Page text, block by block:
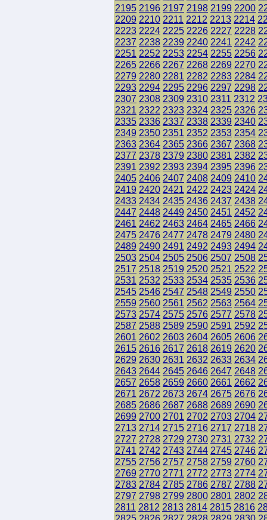
2195 2196 2197 2198 2199 2200
2209 2210 2211 2212 2213 2214
2223 2224 2225 2226 2227 2228
2237 2238 2239 2240 2241 2242
2251 2252 2253 2254 2255 2256
2265 2266 2267 2268 2269 2270
2279 2280 2281 2282 2283 2284
2293 2294 2295 2296 2297 2298
2307 2308 2309 2310 2311 2312
2321 2322 2323 2324 2325 2326
2335 2336 2337 2338 2339 2340
2349 2350 2351 2352 2353 2354
2363 2364 2365 2366 2367 2368
2377 2378 2379 2380 2381 2382
2391 2392 2393 2394 2395 2396
2405 2406 2407 2408 2409 2410
2419 2420 2421 2422 2423 2424
2433 2434 2435 2436 2437 2438
2447 2448 2449 2450 2451 2452
2461 2462 2463 2464 2465 2466
2475 2476 2477 2478 2479 2480
2489 2490 2491 2492 2493 2494
2503 2504 2505 2506 2507 2508
2517 2518 2519 2520 2521 2522
2531 2532 2533 2534 2535 2536
2545 2546 2547 2548 2549 2550
2559 2560 2561 2562 2563 2564
2573 2574 2575 2576 2577 2578
2587 2588 2589 2590 2591 2592
2601 2602 2603 2604 2605 2606
2615 2616 2617 2618 2619 2620
2629 2630 2631 2632 2633 2634
2643 2644 2645 2646 2647 2648
2657 2658 2659 2660 2661 2662
2671 2672 2673 2674 2675 2676
2685 2686 2687 2688 2689 2690
2699 2700 2701 2702 2703 2704
2713 2714 2715 2716 2717 2718
2727 2728 2729 2730 2731 2732
2741 2742 2743 2744 2745 2746
2755 2756 2757 2758 2759 2760
2769 2770 2771 2772 2773 2774
2783 2784 2785 2786 2787 2788
2797 2798 2799 2800 2801 2802
2811 2812 2813 2814 2815 2816